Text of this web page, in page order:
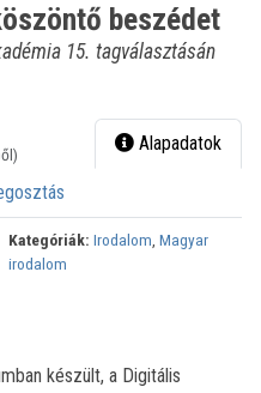
beszédet
15. tagválasztásán
Alapadatok
Kategóriák: Irodalom, Magyar
irodalom
készült, a Digitális